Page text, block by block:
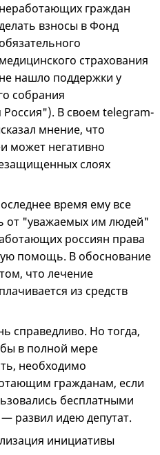
неработающих граждан
взносы в Фонд
обязательного
медицинского страхования
не нашло поддержки у
собрания
Россия"). В своем telegram-
мнение, что
может негативно
слоях
время ему все
от "уважаемых им людей"
россиян права
помощь. В обоснование
что лечение
из средств
справедливо. Но тогда,
в полной мере
необходимо
гражданам, если
бесплатными
развил идею депутат.
инициативы